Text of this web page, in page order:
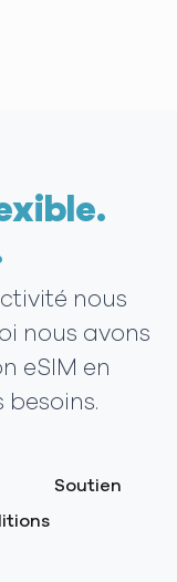
nous
nous avons
eSIM en
Soutien